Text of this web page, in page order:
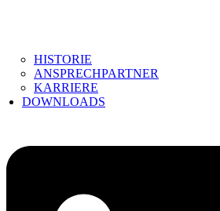
HISTORIE
ANSPRECHPARTNER
KARRIERE
DOWNLOADS